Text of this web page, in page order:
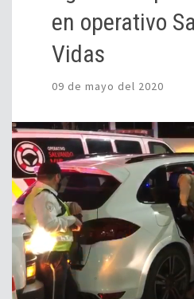
en operativo
Vidas
09 de mayo del 2020